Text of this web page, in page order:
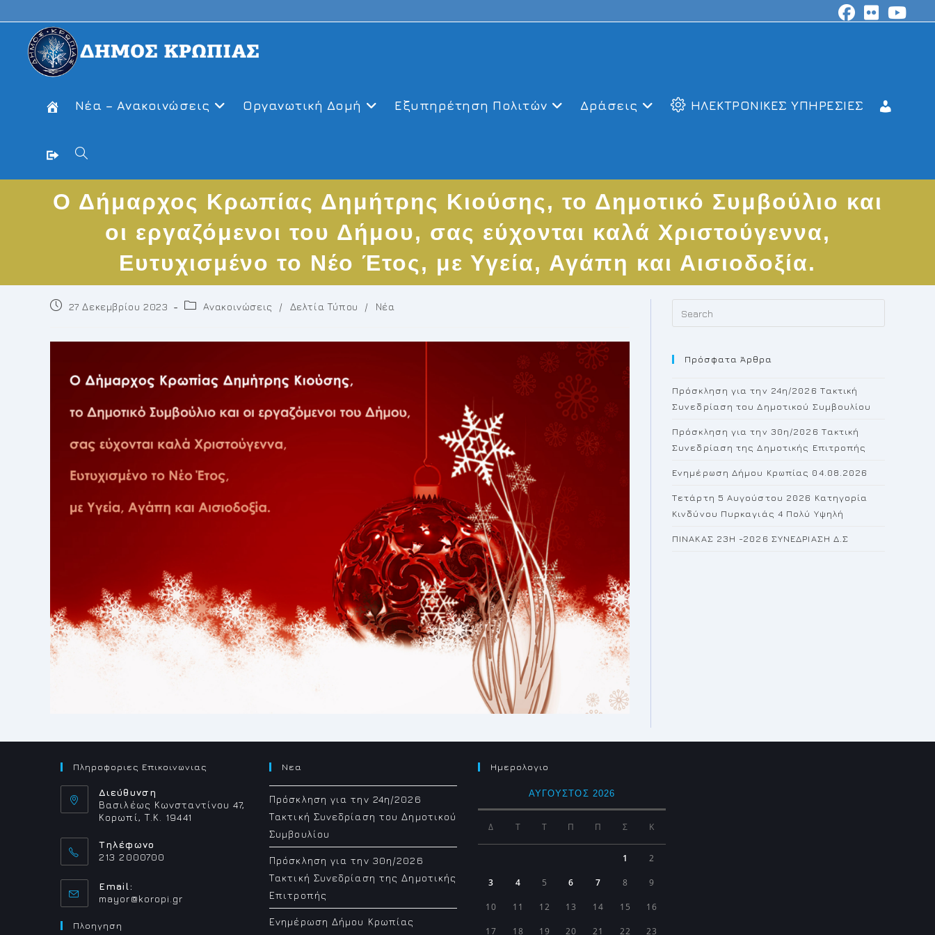
to
content
Νέα – Ανακοινώσεις Οργανωτική Δομή Εξυπηρέτηση Πολιτών Δράσεις ΗΛΕΚΤΡΟΝΙΚΕΣ ΥΠΗΡΕΣΙΕΣ
Toggle
website
Ο Δήμαρχος Κρωπίας Δημήτρης Κιούσης, το Δημοτικό Συμβούλιο και
οι εργαζόμενοι του Δήμου, σας εύχονται καλά Χριστούγεννα,
Ευτυχισμένο το Νέο Έτος, με Υγεία, Αγάπη και Αισιοδοξία.
Post27 Δεκεμβρίου 2023
PostΑνακοινώσεις / Δελτία Τύπου / Νέα
Escape
Πρόσφατα Άρθρα
Πρόσκληση για την 24η/2026 Τακτική
Συνεδρίαση του Δημοτικού Συμβουλίου
Πρόσκληση για την 30η/2026 Τακτική
Συνεδρίαση της Δημοτικής Επιτροπής
Ενημέρωση Δήμου Κρωπίας 04.08.2026
Τετάρτη 5 Αυγούστου 2026 Κατηγορία
Κινδύνου Πυρκαγιάς 4 Πολύ Υψηλή
ΠΙΝΑΚΑΣ 23H -2026 ΣΥΝΕΔΡΙΑΣΗ Δ.Σ
Πληροφοριες Επικοινωνιας
Διεύθυνση
Βασιλέως Κωνσταντίνου 47,
Κορωπί, Τ.Κ. 19441
Τηλέφωνο
213 2000700
Email:
mayor@koropi.gr
Πλοηγηση
Νεα
Πρόσκληση για την 24η/2026
Τακτική Συνεδρίαση του Δημοτικού
Συμβουλίου
Πρόσκληση για την 30η/2026
Τακτική Συνεδρίαση της Δημοτικής
Επιτροπής
Ενημέρωση Δήμου Κρωπίας
Ημερολογιο
ΑΎΓΟΥΣΤΟΣ 2026
Δ Τ Τ Π Π Σ Κ
1 2
3 4 5 6 7 8 9
10 11 12 13 14 15 16
17 18 19 20 21 22 23